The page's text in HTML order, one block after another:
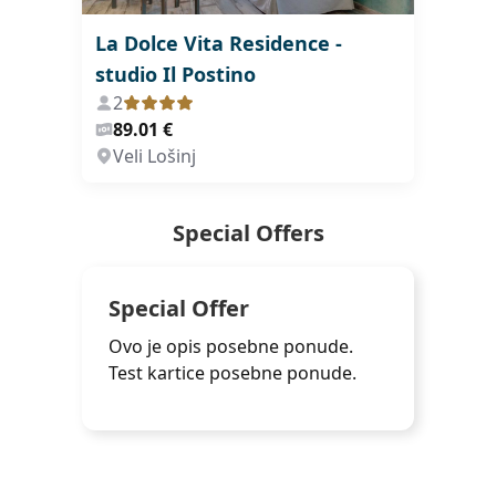
La Dolce Vita Residence -
studio Il Postino
2
89.01 €
Veli Lošinj
Special Offers
Special Offer
Ovo je opis posebne ponude.
Test kartice posebne ponude.